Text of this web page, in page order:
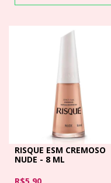
RISQUE ESM CREMOSO
NUDE - 8 ML
R$5,90